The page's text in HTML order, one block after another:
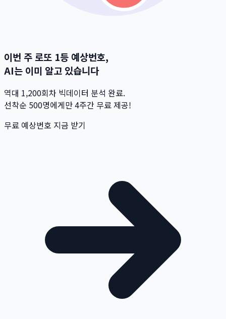
이번 주 로또 1등 예상번호,
AI는 이미 알고 있습니다
역대 1,200회차 빅데이터 분석 완료.
선착순 500명에게만 4주간 무료 제공!
무료 예상번호 지금 받기